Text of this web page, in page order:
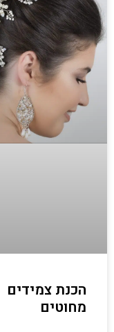
הכנת צמידים
מחוטים